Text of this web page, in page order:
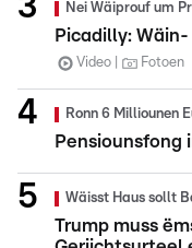
Nei Wäiprouf um
Picadilly:
Video Fotoen
Ronn 6 Milliounen
Pensiounsfong
Wäisst Haus sollt
Trump muss